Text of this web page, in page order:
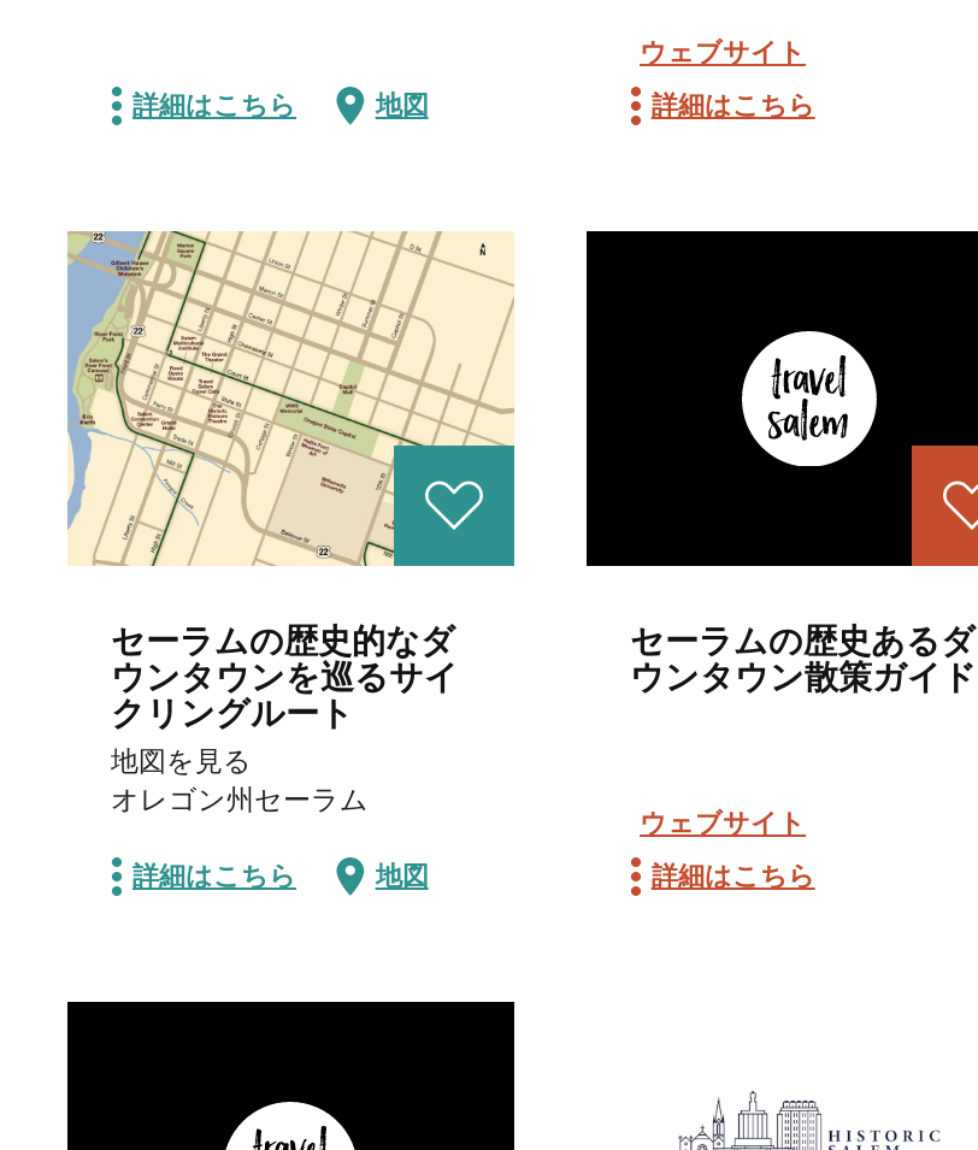
詳細はこちら 地図
ウェブサイト
詳細はこちら
セーラムの歴史的なダ
ウンタウンを巡るサイ
クリングルート
地図を見る
オレゴン州セーラム
詳細はこちら 地図
セーラムの歴史あるダ
ウンタウン散策ガイド
ウェブサイト
詳細はこちら